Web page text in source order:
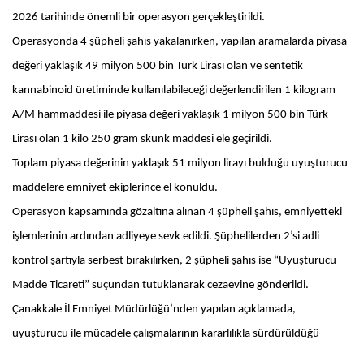
2026 tarihinde önemli bir operasyon gerçekleştirildi.
Operasyonda 4 şüpheli şahıs yakalanırken, yapılan aramalarda piyasa
değeri yaklaşık 49 milyon 500 bin Türk Lirası olan ve sentetik
kannabinoid üretiminde kullanılabileceği değerlendirilen 1 kilogram
A/M hammaddesi ile piyasa değeri yaklaşık 1 milyon 500 bin Türk
Lirası olan 1 kilo 250 gram skunk maddesi ele geçirildi.
Toplam piyasa değerinin yaklaşık 51 milyon lirayı bulduğu uyuşturucu
maddelere emniyet ekiplerince el konuldu.
Operasyon kapsamında gözaltına alınan 4 şüpheli şahıs, emniyetteki
işlemlerinin ardından adliyeye sevk edildi. Şüphelilerden 2’si adli
kontrol şartıyla serbest bırakılırken, 2 şüpheli şahıs ise “Uyuşturucu
Madde Ticareti” suçundan tutuklanarak cezaevine gönderildi.
Çanakkale İl Emniyet Müdürlüğü’nden yapılan açıklamada,
uyuşturucu ile mücadele çalışmalarının kararlılıkla sürdürüldüğü